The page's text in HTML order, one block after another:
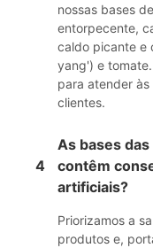
nossas bases
entorpecente,
caldo picante e
yang') e
para atender
clientes.
4
As bases
contêm
artificiais?
Priorizamos a
produtos e,